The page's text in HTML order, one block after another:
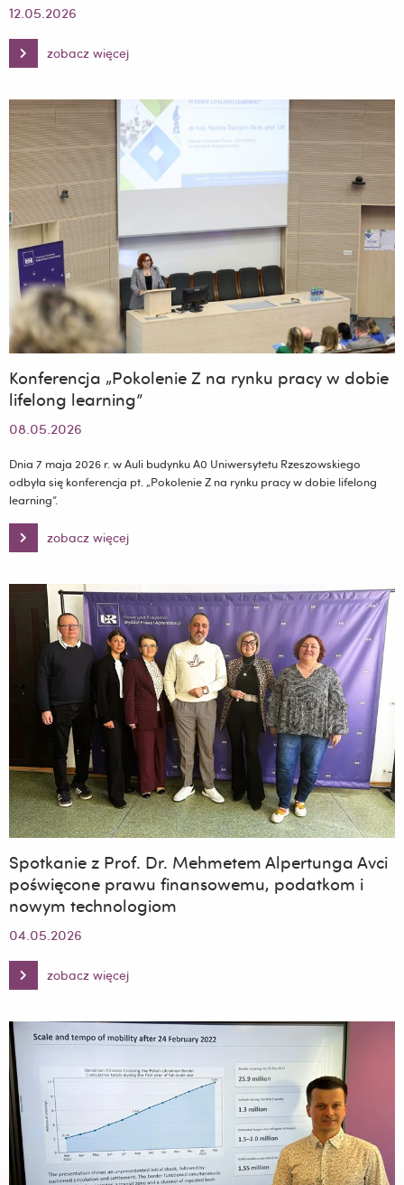
12.05.2026
zobacz więcej
Seminarium
naukowe
„Funkcjonowanie
i
rozwój
spółek
kapitałowych
oraz
spółdzielni
w
nowoczesnej
gospodarce”
Konferencja „Pokolenie Z na rynku pracy w dobie
lifelong learning”
08.05.2026
Dnia 7 maja 2026 r. w Auli budynku A0 Uniwersytetu Rzeszowskiego
odbyła się konferencja pt. „Pokolenie Z na rynku pracy w dobie lifelong
learning”.
zobacz więcej
Konferencja
„Pokolenie
na
lifelong
learning”
Spotkanie z Prof. Dr. Mehmetem Alpertunga Avci
poświęcone prawu finansowemu, podatkom i
nowym technologiom
04.05.2026
zobacz więcej
Spotkanie
z
Dr.
Mehmetem
Alpertunga
Avci
poświęcone
prawu
finansowemu,
podatkom
nowym
technologiom